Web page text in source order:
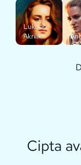
Lukisan
Akrilik
Cipta